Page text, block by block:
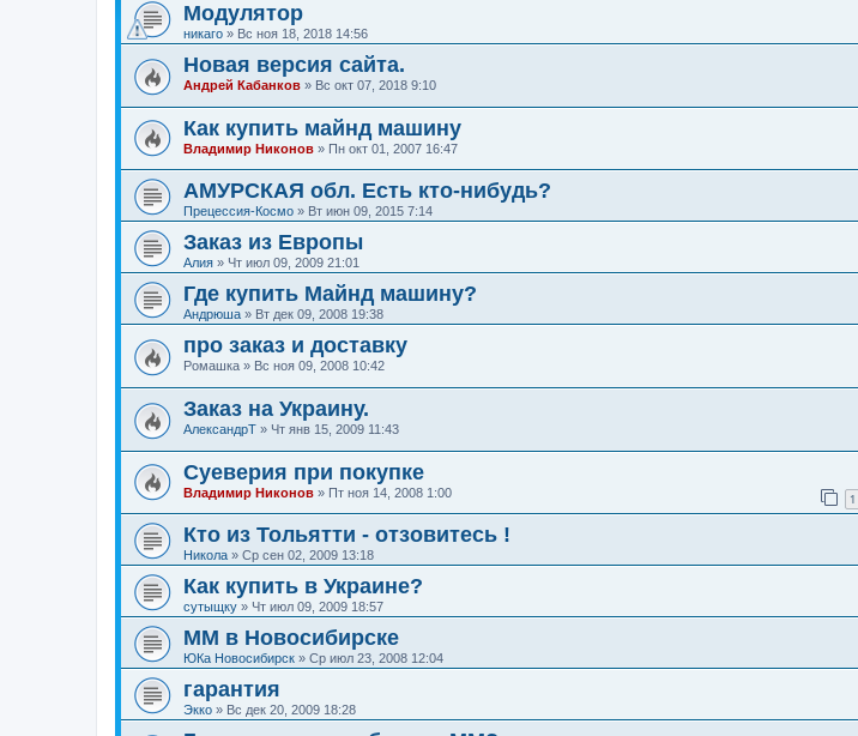
Модулятор
никаго » Вс ноя 18, 2018 14:56
Новая версия сайта.
Андрей Кабанков » Вс окт 07, 2018 9:10
Как купить майнд машину
Владимир Никонов » Пн окт 01, 2007 16:47
АМУРСКАЯ обл. Есть кто-нибудь?
Прецессия-Космо » Вт июн 09, 2015 7:14
Заказ из Европы
Алия » Чт июл 09, 2009 21:01
Где купить Майнд машину?
Андрюша » Вт дек 09, 2008 19:38
про заказ и доставку
Ромашка » Вс ноя 09, 2008 10:42
Заказ на Украину.
АлександрТ » Чт янв 15, 2009 11:43
Суеверия при покупке
Владимир Никонов » Пт ноя 14, 2008 1:00 1
Кто из Тольятти - отзовитесь !
Никола » Ср сен 02, 2009 13:18
Как купить в Украине?
сутыщку » Чт июл 09, 2009 18:57
ММ в Новосибирске
ЮКа Новосибирск » Ср июл 23, 2008 12:04
гарантия
Экко » Вс дек 20, 2009 18:28